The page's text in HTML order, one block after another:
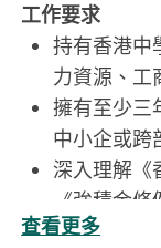
工作要求
持有香港中
力資源、工
擁有至少三
中小企或跨
深入理解《
《強積金
規，能獨立
查看更多